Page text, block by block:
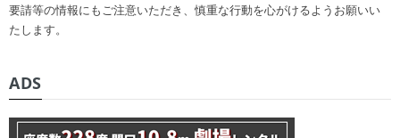
要請等の情報にもご注意いただき、慎重な行動を心がけるようお願いい
たします。
ADS